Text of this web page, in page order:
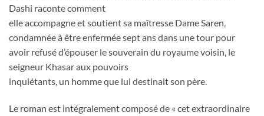
Dashi raconte comment
elle accompagne et soutient sa maîtresse Dame Saren,
condamnée à être enfermée sept ans dans une tour pour
avoir refusé d’épouser le souverain du royaume voisin, le
seigneur Khasar aux pouvoirs
inquiétants, un homme que lui destinait son père.
Le roman est intégralement composé de « cet extraordinaire